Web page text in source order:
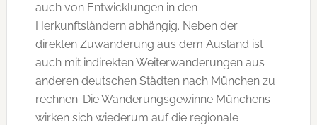
auch von Entwicklungen in den
Herkunftsländern abhängig. Neben der
direkten Zuwanderung aus dem Ausland ist
auch mit indirekten Weiterwanderungen aus
anderen deutschen Städten nach München zu
rechnen. Die Wanderungsgewinne Münchens
wirken sich wiederum auf die regionale